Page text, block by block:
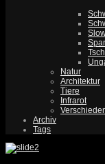
Natur
Architektur
Tiere
Infrarot
Archiv
Tags